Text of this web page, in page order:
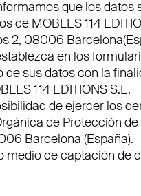
que los
de MOBLES 114
2, 08006
en los
sus datos con la
114 EDITIONS S.L.
de ejercer los
de Protección
Barcelona (España).
de captación de